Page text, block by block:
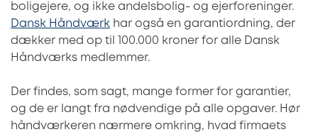
boligejere, og ikke andelsbolig- og ejerforeninger.
Dansk Håndværk har også en garantiordning, der
dækker med op til 100.000 kroner for alle Dansk
Håndværks medlemmer.
Der findes, som sagt, mange former for garantier,
og de er langt fra nødvendige på alle opgaver. Hør
håndværkeren nærmere omkring, hvad firmaets